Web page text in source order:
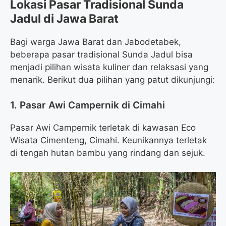
Lokasi Pasar Tradisional Sunda
Jadul di Jawa Barat
Bagi warga Jawa Barat dan Jabodetabek,
beberapa pasar tradisional Sunda Jadul bisa
menjadi pilihan wisata kuliner dan relaksasi yang
menarik. Berikut dua pilihan yang patut dikunjungi:
1. Pasar Awi Campernik di Cimahi
Pasar Awi Campernik terletak di kawasan Eco
Wisata Cimenteng, Cimahi. Keunikannya terletak
di tengah hutan bambu yang rindang dan sejuk.